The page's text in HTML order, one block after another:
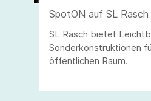
SpotON auf SL Rasch
SL Rasch bietet
Sonderkonstruktionen
öffentlichen Raum.